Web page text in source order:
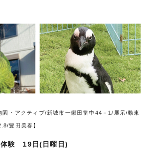
園・アクティブ/新城市一鍬田畠中44－1/展示/動東
豊田美春】
験 19日(日曜日)